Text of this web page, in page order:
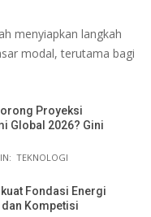
menyiapkan langkah
modal, terutama bagi
Proyeksi
Global 2026? Gini
IN: TEKNOLOGI
Fondasi Energi
dan Kompetisi